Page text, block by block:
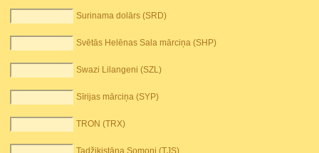
Surinama dolārs (SRD)
Svētās Helēnas Sala mārciņa (SHP)
Swazi Lilangeni (SZL)
Sīrijas mārciņa (SYP)
TRON (TRX)